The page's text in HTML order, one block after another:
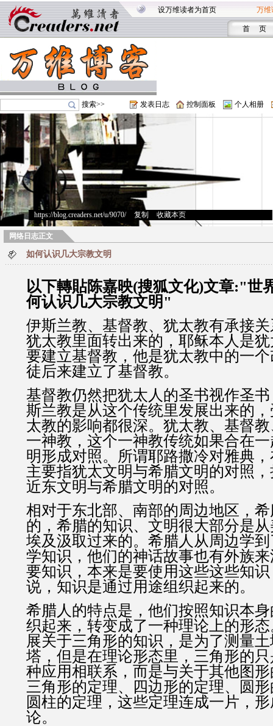
设万维读者为首页 万维
首 页
搜索>> 发表日志 控制面板 个人相册
https://blog.creaders.net/u/9070/> 复制 收藏本页
网络日志正文
如何认识几大宗教文明
以下轉貼陈嘉映(搜狐文化)文章:"世
何认识几大宗教文明"
伊斯兰教、基督教、犹太教有承接
犹太教里面转出来的，耶稣本人是
要建立基督教，他是犹太教中的一
徒后来建立了基督教。
基督教仍然把犹太人的圣书视作圣
斯兰教是从这个传统里发展出来的
太教的影响都很深。犹太教、基督
一神教，这个一神教传统如果合在
明形成对照。所谓耶路撒冷对雅典
主要指犹太文明与希腊文明的对照
近东文明与希腊文明的对照。
相对于东北部、南部的周边地区，
的，希腊的知识、文明很大部分是
埃及汲取过来的。希腊人从周边学
学知识，他们的神话故事也有外族
要知识，本来是要使用这些这些知
说，知识是通过用途组织起来的。
希腊人的特点是，他们按照知识本
织起来，转变成了一种理论上的形
展关于三角形的知识，是为了测量
塔，但是在理论形态里，三角形的
种应用相联系，而是与关于其他图
三角形的定理、四边形的定理、圆
圆柱的定理，这些定理连成一片，
论。